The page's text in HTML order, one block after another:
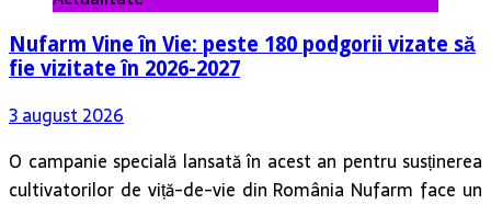
Nufarm Vine în Vie: peste 180 podgorii vizate să
fie vizitate în 2026-2027
3 august 2026
O campanie specială lansată în acest an pentru susținerea
cultivatorilor de viță-de-vie din România Nufarm face un